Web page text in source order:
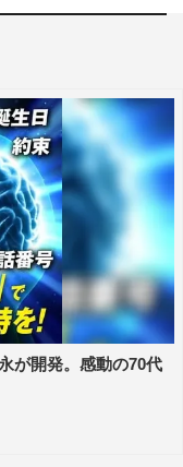
が開発。感動の70代